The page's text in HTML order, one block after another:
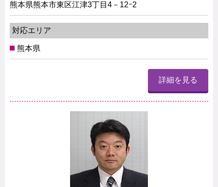
熊本県熊本市東区江津3丁目4－12ｰ2
対応エリア
熊本県
詳細を見る